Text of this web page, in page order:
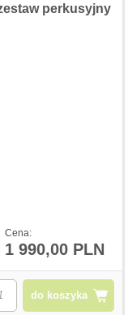
Cena:
1 990,00 PLN
perkusyjny
do koszyka